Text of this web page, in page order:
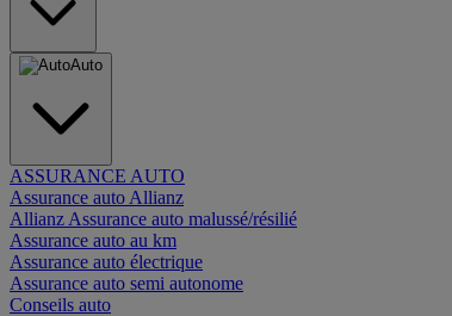
Auto
ASSURANCE AUTO
Assurance auto Allianz
Allianz Assurance auto malussé/résilié
Assurance auto au km
Assurance auto électrique
Assurance auto semi autonome
Conseils auto